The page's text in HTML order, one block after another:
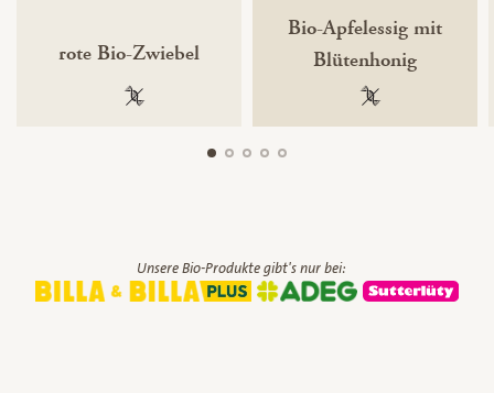
rote Bio-Zwiebel
100 % gentechnikfrei
Bio-Apfelessig mit
Blütenhonig
100 %
Unsere Bio-Produkte gibt's nur bei: